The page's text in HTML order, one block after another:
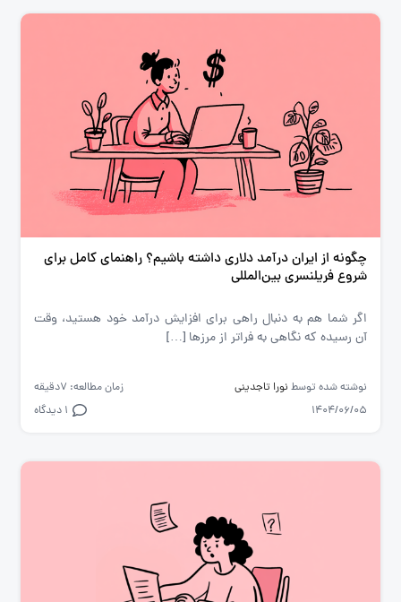
چگونه از ایران درآمد دلاری داشته باشیم؟ راهنمای کامل برای
شروع فریلنسری بین‌المللی
اگر شما هم به دنبال راهی برای افزایش درآمد خود هستید، وقت
آن رسیده که نگاهی به فراتر از مرزها […]
نوشته شده توسط نورا تاجدینی
زمان مطالعه: 7دقیقه
1404/06/05
1 دیدگاه